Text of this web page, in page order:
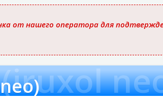
от нашего оператора для
(iruxol